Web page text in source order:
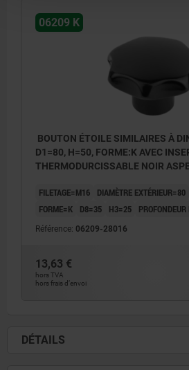
06209 K
BOUTON ÉTOILE SIMILAIRES À
D1=80, H=50, FORME:K AVEC
THERMODURCISSABLE NOIR
FILETAGE=M16 DIAMÈTRE EXTÉRIEUR=80
FORME=K
D8=35 H3=25
Référence: 06209-28016
13,63 €
hors TVA
hors frais d’envoi
DÉTAILS